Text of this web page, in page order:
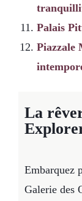
Palais
Piazzale
La
Embarquez
Galerie des